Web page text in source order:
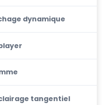
dynamique
tangentiel